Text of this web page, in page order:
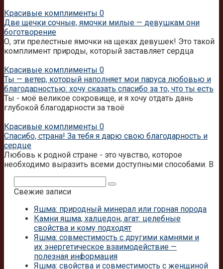
Красивые комплименты 0
Две щечки сочные, ямочки милые — девушкам они
боготворение
О, эти прелестные ямочки на щеках девушек! Это такой
комплимент природы, который заставляет сердца
Красивые комплименты 0
Ты — ветер, который наполняет мои паруса любовью и
благодарностью: хочу сказать спасибо за то, что ты есть
Ты - моё великое сокровище, и я хочу отдать дань
глубокой благодарности за твоё
Красивые комплименты 0
Спасибо, страна! За тебя я дарю свою благодарность и
сердце
Любовь к родной стране - это чувство, которое
необходимо выразить всеми доступными способами. В
Свежие записи
Яшма: природный минерал или горная порода
Камни яшма, халцедон, агат: целебные
свойства и кому подходят
Яшма: совместимость с другими камнями и
их энергетическое взаимодействие —
полезная информация
Яшма: свойства и совместимость с женщиной